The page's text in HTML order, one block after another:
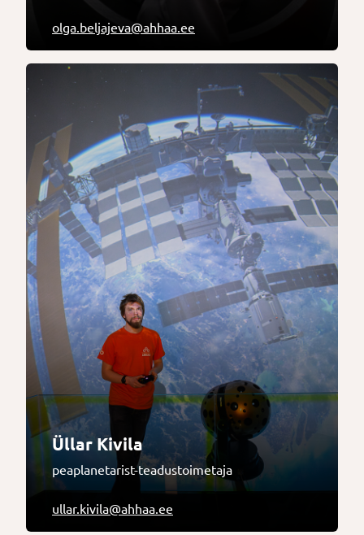
olga.beljajeva@ahhaa.ee
Üllar Kivila
peaplanetarist-teadustoimetaja
ullar.kivila@ahhaa.ee